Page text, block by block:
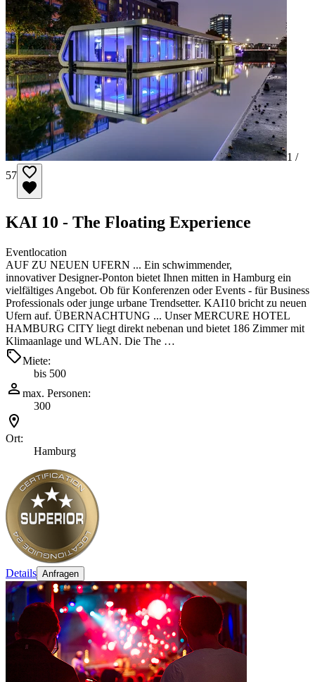
1 /
57
KAI 10 - The Floating Experience
Eventlocation
AUF ZU NEUEN UFERN ... Ein schwimmender,
innovativer Designer-Ponton bietet Ihnen mitten in Hamburg ein
vielfältiges Angebot. Ob für Konferenzen oder Events - für Business
Professionals oder junge urbane Trendsetter. KAI10 bricht zu neuen
Ufern auf. ÜBERNACHTUNG ... Unser MERCURE HOTEL
HAMBURG CITY liegt direkt nebenan und bietet 186 Zimmer mit
Klimaanlage und WLAN. Die The …
Miete:
bis 500
max. Personen:
300
Ort:
Hamburg
Details Anfragen